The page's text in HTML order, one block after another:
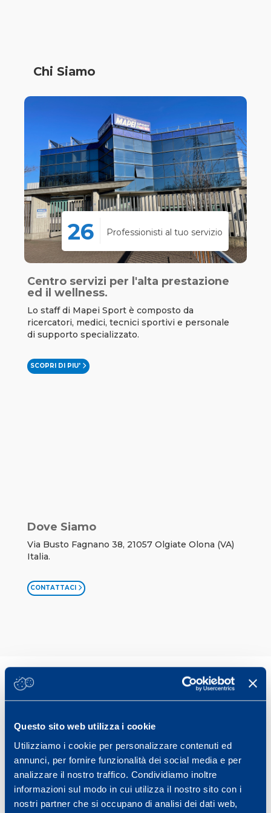
Questo sito web utilizza i cookie
Utilizziamo i cookie per personalizzare contenuti ed
annunci, per fornire funzionalità dei social media e per
analizzare il nostro traffico. Condividiamo inoltre
informazioni sul modo in cui utilizza il nostro sito con i
nostri partner che si occupano di analisi dei dati web,
Chi Siamo
26 Professionisti al tuo servizio
Centro servizi per l'alta prestazione
ed il wellness.
Lo staff di Mapei Sport è composto da
ricercatori, medici, tecnici sportivi e personale
di supporto specializzato.
SCOPRI DI PIU'
Dove Siamo
Via Busto Fagnano 38, 21057 Olgiate Olona (VA)
Italia.
CONTATTACI
mapeisport
multisettoriale agli atleti al fine di migliorare